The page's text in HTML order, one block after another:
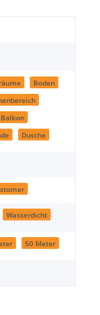
Boden
Balkon
Dusche
Wasserdicht
50 Meter